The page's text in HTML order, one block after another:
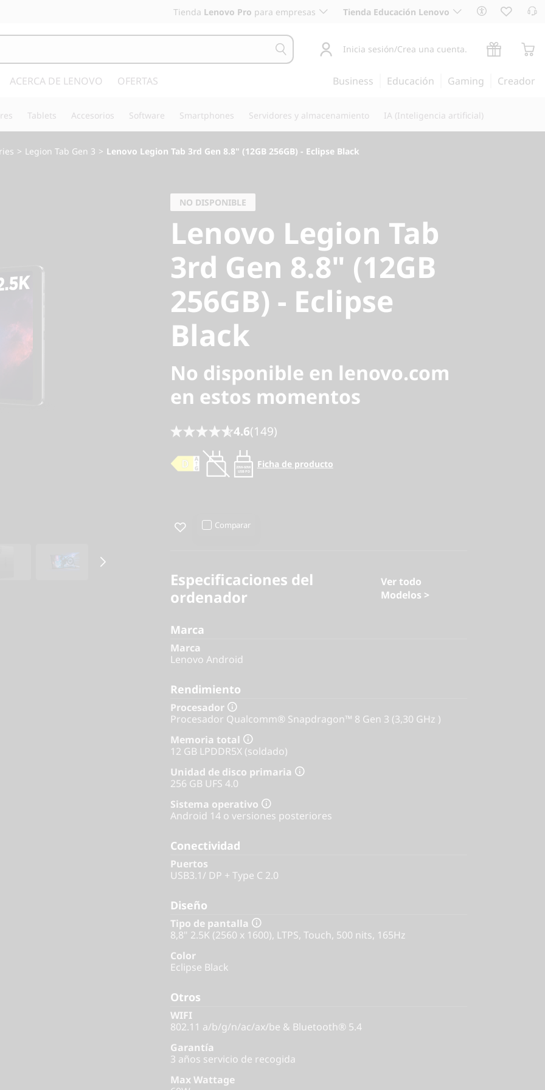
Tienda Lenovo Pro para empresas Tienda Educación Lenovo
Inicia sesión/Crea una cuenta.
ACERCA DE LENOVO OFERTAS Business Educación Gaming Creador
Tablets Accesorios Software Smartphones Servidores y almacenamiento IA (Inteligencia artificial)
> Legion Tab Gen 3 > Lenovo Legion Tab 3rd Gen 8.8" (12GB 256GB) - Eclipse Black
NO DISPONIBLE
Lenovo Legion Tab
3rd Gen 8.8" (12GB
256GB) - Eclipse
Black
No disponible en lenovo.com
en estos momentos
4.6(149)
20W-60W
USB PD
Ficha de producto
Comparar
Especificaciones del
ordenador
Ver todo
Modelos >
Marca
Marca
Lenovo Android
Rendimiento
Procesador
Procesador Qualcomm® Snapdragon™ 8 Gen 3 (3,30 GHz )
Memoria total
12 GB LPDDR5X (soldado)
Unidad de disco primaria
256 GB UFS 4.0
Sistema operativo
Android 14 o versiones posteriores
Conectividad
Puertos
USB3.1/ DP + Type C 2.0
Diseño
Tipo de pantalla
8,8" 2.5K (2560 x 1600), LTPS, Touch, 500 nits, 165Hz
Color
Eclipse Black
Otros
WIFI
802.11 a/b/g/n/ac/ax/be & Bluetooth® 5.4
Garantía
3 años servicio de recogida
Max Wattage